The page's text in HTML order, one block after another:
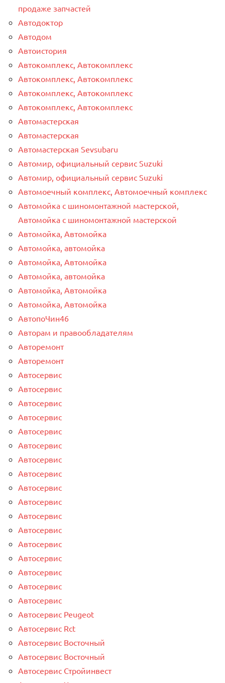
продаже запчастей
Автодоктор
Автодом
Автоистория
Автокомплекс, Автокомплекс
Автокомплекс, Автокомплекс
Автокомплекс, Автокомплекс
Автокомплекс, Автокомплекс
Автомастерская
Автомастерская
Автомастерская Sevsubaru
Автомир, официальный сервис Suzuki
Автомир, официальный сервис Suzuki
Автомоечный комплекс, Автомоечный комплекс
Автомойка с шиномонтажной мастерской,
Автомойка с шиномонтажной мастерской
Автомойка, Автомойка
Автомойка, автомойка
Автомойка, Автомойка
Автомойка, автомойка
Автомойка, Автомойка
Автомойка, Автомойка
АвтопоЧин46
Авторам и правообладателям
Авторемонт
Авторемонт
Автосервис
Автосервис
Автосервис
Автосервис
Автосервис
Автосервис
Автосервис
Автосервис
Автосервис
Автосервис
Автосервис
Автосервис
Автосервис
Автосервис
Автосервис
Автосервис
Автосервис
Автосервис Peugeot
Автосервис Rct
Автосервис Восточный
Автосервис Восточный
Автосервис Стройинвест